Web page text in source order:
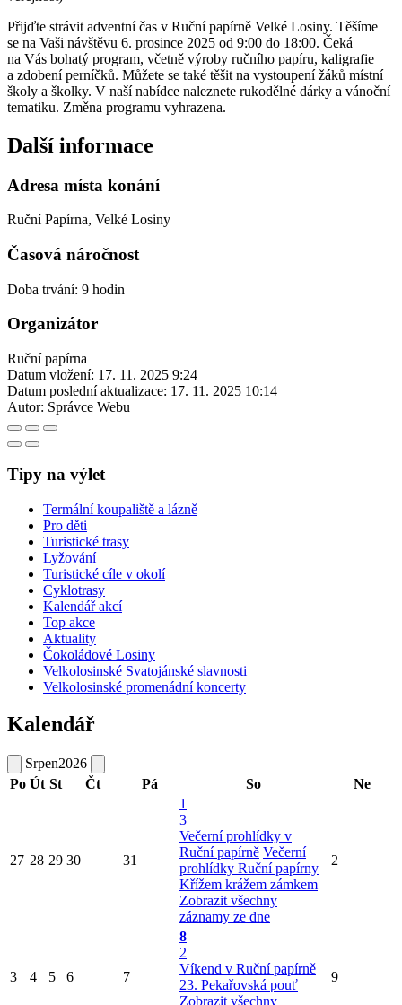
Přijďte strávit adventní čas v Ruční papírně Velké Losiny. Těšíme
se na Vaši návštěvu 6. prosince 2025 od 9:00 do 18:00. Čeká
na Vás bohatý program, včetně výroby ručního papíru, kaligrafie
a zdobení perníčků. Můžete se také těšit na vystoupení žáků místní
školy a školky. V naší nabídce naleznete rukodělné dárky a vánoční
tematiku. Změna programu vyhrazena.
Další informace
Adresa místa konání
Ruční Papírna, Velké Losiny
Časová náročnost
Doba trvání: 9 hodin
Organizátor
Ruční papírna
Datum vložení: 17. 11. 2025 9:24
Datum poslední aktualizace: 17. 11. 2025 10:14
Autor: Správce Webu
Tipy na výlet
Termální koupaliště a lázně
Pro děti
Turistické trasy
Lyžování
Turistické cíle v okolí
Cyklotrasy
Kalendář akcí
Top akce
Aktuality
Čokoládové Losiny
Velkolosinské Svatojánské slavnosti
Velkolosinské promenádní koncerty
Kalendář
Srpen2026
Po Út St Čt Pá So Ne
27 28 29 30 31
1
3
Večerní prohlídky v
Ruční papírně Večerní
prohlídky Ruční papírny
Křížem krážem zámkem
Zobrazit všechny
záznamy ze dne
2
3 4 5 6 7
8
2
Víkend v Ruční papírně
23. Pekařovská pouť
Zobrazit všechny
9